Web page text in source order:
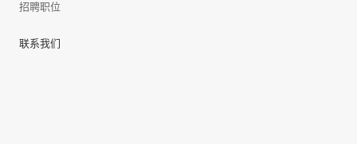
招聘职位
联系我们